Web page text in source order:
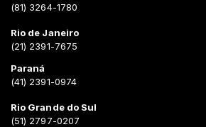
(81) 3264-1780
Rio de Janeiro
(21) 2391-7675
Paraná
(41) 2391-0974
Rio Grande do Sul
(51) 2797-0207